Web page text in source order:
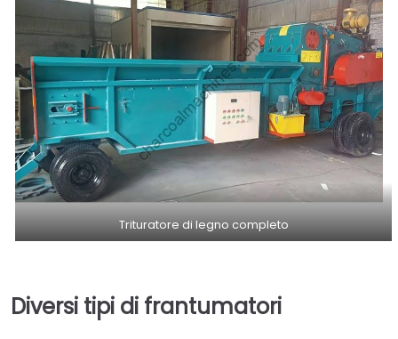
Trituratore di legno completo
Diversi tipi di frantumatori